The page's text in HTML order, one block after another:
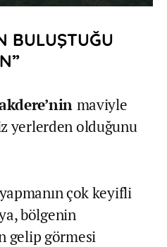
BULUŞTUĞU
maviyle
yerlerden olduğunu
çok keyifli
bölgenin
gelip görmesi